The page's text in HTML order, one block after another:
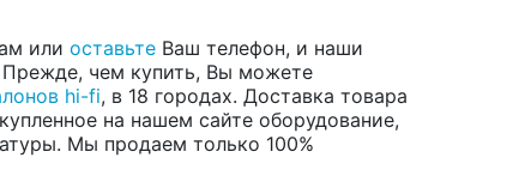
или оставьте Ваш телефон, и наши
Прежде, чем купить, Вы можете
hi-fi, в 18 городах. Доставка товара
на нашем сайте оборудование,
Мы продаем только 100%